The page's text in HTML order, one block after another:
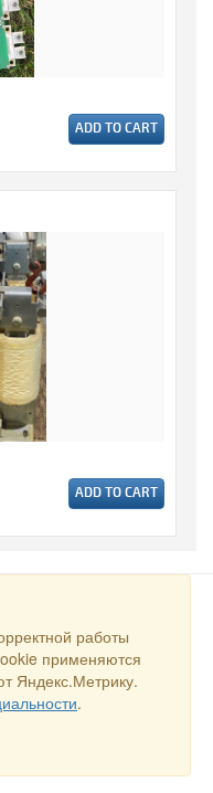
ADD TO CART
ADD TO CART
работы
применяются
Яндекс.Метрику.
.
-新加坡商业理事会”. E-
罗斯，莫斯科，Malaya
data